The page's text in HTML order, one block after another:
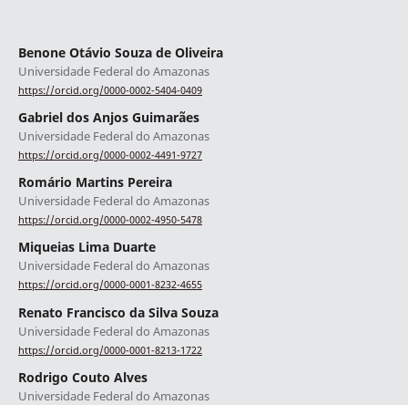
Benone Otávio Souza de Oliveira
Universidade Federal do Amazonas
https://orcid.org/0000-0002-5404-0409
Gabriel dos Anjos Guimarães
Universidade Federal do Amazonas
https://orcid.org/0000-0002-4491-9727
Romário Martins Pereira
Universidade Federal do Amazonas
https://orcid.org/0000-0002-4950-5478
Miqueias Lima Duarte
Universidade Federal do Amazonas
https://orcid.org/0000-0001-8232-4655
Renato Francisco da Silva Souza
Universidade Federal do Amazonas
https://orcid.org/0000-0001-8213-1722
Rodrigo Couto Alves
Universidade Federal do Amazonas